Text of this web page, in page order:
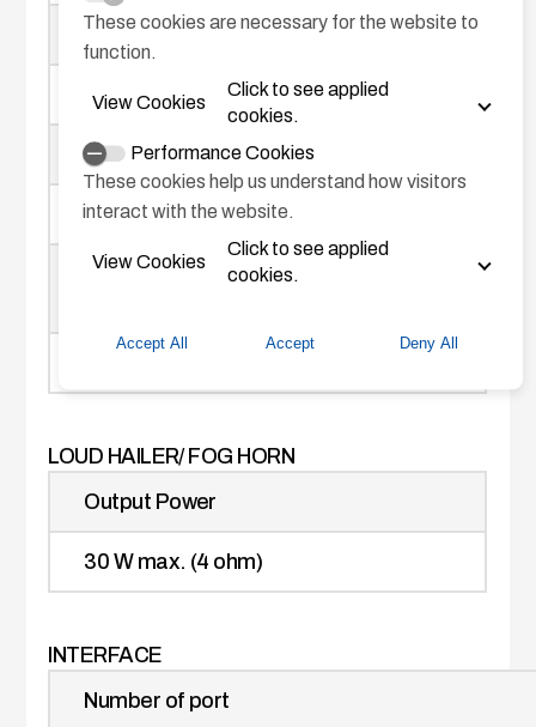
Accuracy
10 m
Position Fixing Time (cold start)
120 sec typical
Position Update Interval
LOUD HAILER/ FOG HORN
Output Power
30 W max. (4 ohm)
INTERFACE
Number of port
These cookies are necessary for the website to
function.
View Cookies
Click to see applied
cookies.
Performance Cookies
These cookies help us understand how visitors
interact with the website.
View Cookies
Click to see applied
cookies.
Accept All Accept Deny All